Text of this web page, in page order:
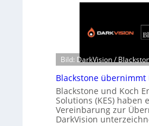
Bild: DarkVision /
Blackstone übernimmt
Blackstone und Koch
Solutions (KES) haben
Vereinbarung zur
DarkVision